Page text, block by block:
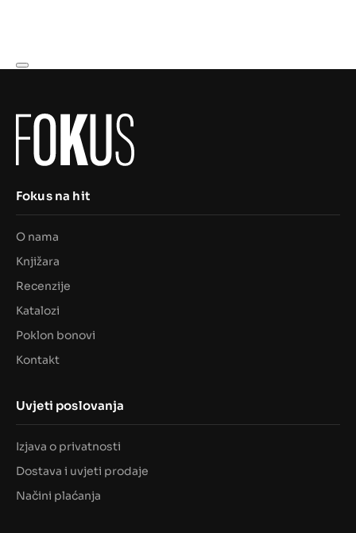
Fokus na hit
O nama
Knjižara
Recenzije
Katalozi
Poklon bonovi
Kontakt
Uvjeti poslovanja
Izjava o privatnosti
Dostava i uvjeti prodaje
Načini plaćanja